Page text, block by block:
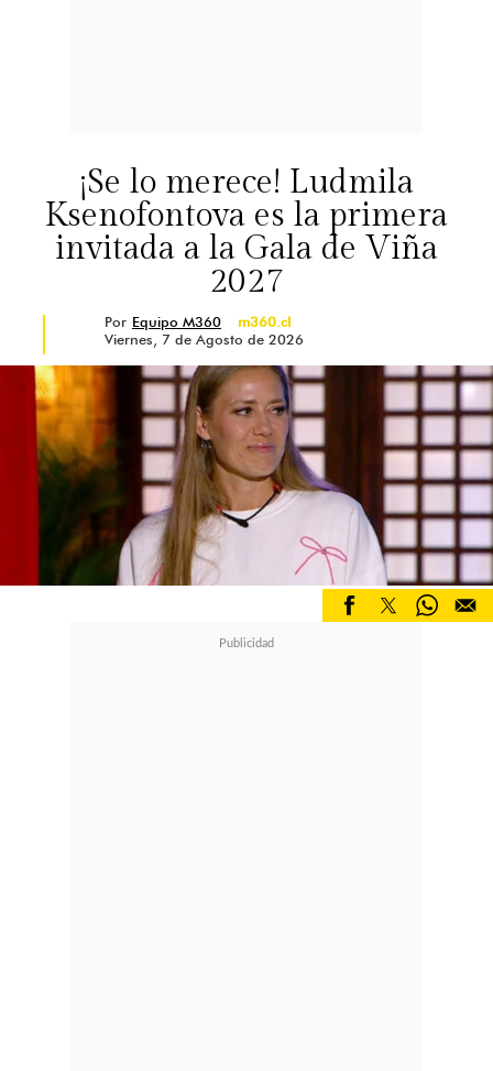
¡Se lo merece! Ludmila
Ksenofontova es la primera
invitada a la Gala de Viña
2027
Por Equipo M360
m360.cl
Viernes, 7 de Agosto de 2026